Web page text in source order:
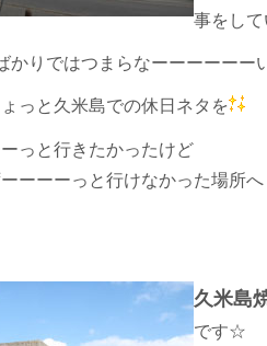
事をし
りではつまらなーーーーーー
っと久米島での休日ネタを
っと行きたかったけど
ーーーっと行けなかった場所へ
久米島
です☆